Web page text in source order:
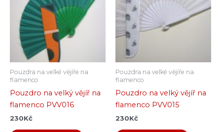
Pouzdra na velké vějíře na
flamenco
Pouzdro na velký vějíř na
flamenco PVV016
230Kč
Pouzdra na velké vějíře na
flamenco
Pouzdro na velký vějíř na
flamenco PVV015
230Kč